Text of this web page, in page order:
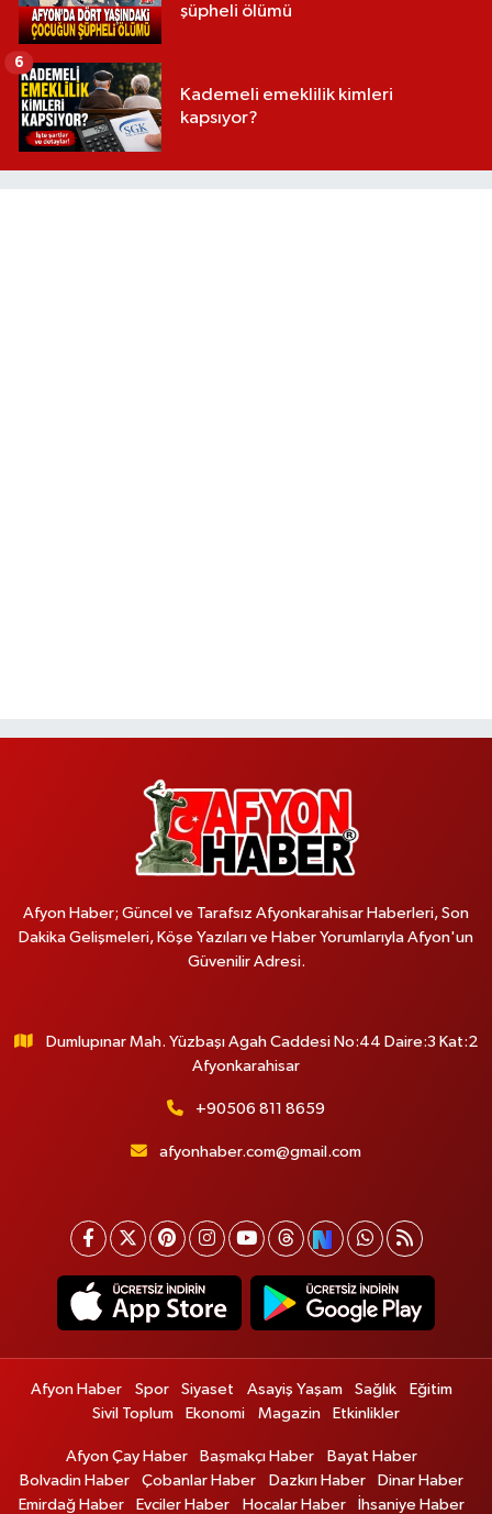
şüpheli ölümü
Kademeli emeklilik kimleri
kapsıyor?
6
Afyon Haber; Güncel ve Tarafsız Afyonkarahisar Haberleri, Son
Dakika Gelişmeleri, Köşe Yazıları ve Haber Yorumlarıyla Afyon'un
Güvenilir Adresi.
Dumlupınar Mah. Yüzbaşı Agah Caddesi No:44 Daire:3 Kat:2
Afyonkarahisar
+90506 811 8659
afyonhaber.com@gmail.com
Afyon Haber Spor Siyaset Asayiş Yaşam Sağlık
Eğitim
Sivil Toplum
Ekonomi Magazin Etkinlikler
Afyon Çay Haber Başmakçı Haber
Bayat Haber
Bolvadin Haber
Çobanlar Haber Dazkırı Haber
Dinar Haber
Emirdağ Haber
Evciler Haber Hocalar Haber İhsaniye Haber